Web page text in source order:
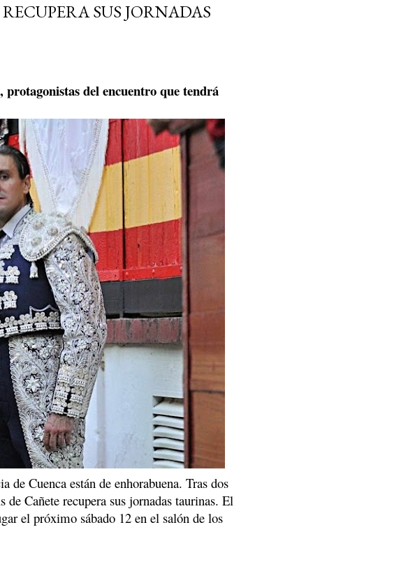
SUS JORNADAS
del encuentro que tendrá
Cuenca están de enhorabuena. Tras dos
de Cañete recupera sus jornadas taurinas. El
el próximo sábado 12 en el salón de los